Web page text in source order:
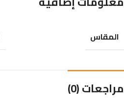
المقاس
مراجعات (0)